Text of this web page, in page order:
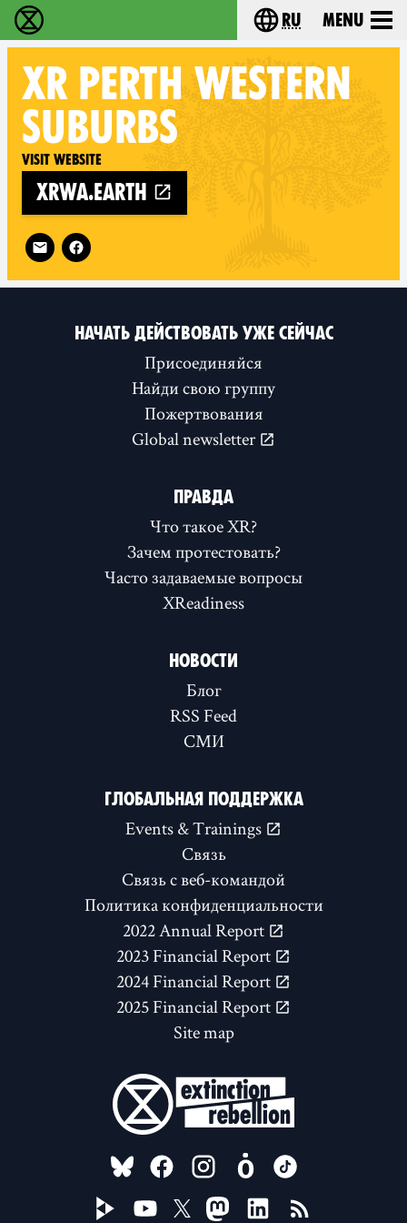
Extinction Rebellion - Home Choose your
ru Menu
XR PERTH WESTERN
SUBURBS
Visit website
xrwa.earth
Follow XR Perth Western Suburbs on
НАЧАТЬ ДЕЙСТВОВАТЬ УЖЕ СЕЙЧАС
Присоединяйся
Найди свою группу
Пожертвования
Global newsletter
ПРАВДА
Что такое XR?
Зачем протестовать?
Часто задаваемые вопросы
XReadiness
НОВОСТИ
Блог
RSS Feed
СМИ
ГЛОБАЛЬНАЯ ПОДДЕРЖКА
Events & Trainings
Связь
Связь с веб-командой
Политика конфиденциальности
2022 Annual Report
2023 Financial Report
2024 Financial Report
2025 Financial Report
Site map
FOLLOW US ON